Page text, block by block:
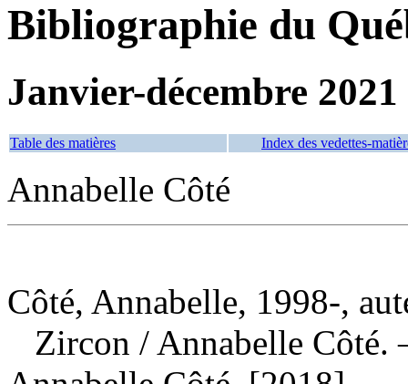
Bibliographie du
Janvier-décembre 2021
Table des matières Index des vedettes-
Annabelle Côté
Côté, Annabelle, 1998-,
Zircon / Annabelle